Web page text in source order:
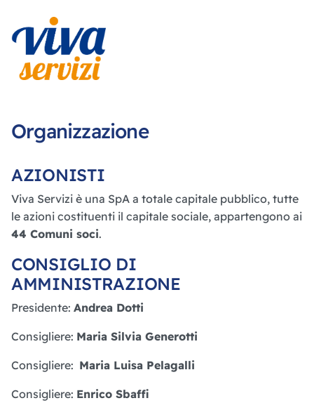
Organizzazione
AZIONISTI
Viva Servizi è una SpA a totale capitale pubblico, tutte
le azioni costituenti il capitale sociale, appartengono ai
44 Comuni soci.
CONSIGLIO DI
AMMINISTRAZIONE
Presidente: Andrea Dotti
Consigliere: Maria Silvia Generotti
Consigliere: Maria Luisa Pelagalli
Consigliere: Enrico Sbaffi